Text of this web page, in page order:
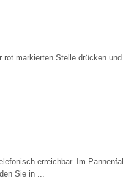
markierten Stelle drücken und
erreichbar. Im Pannenfall
Sie in ...